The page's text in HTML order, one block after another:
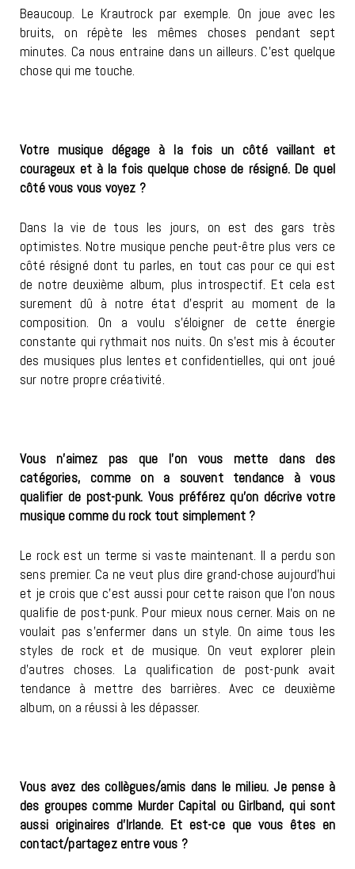
Beaucoup. Le Krautrock par exemple. On joue avec les
bruits, on répète les mêmes choses pendant sept
minutes. Ca nous entraine dans un ailleurs. C’est quelque
chose qui me touche.
Votre musique dégage à la fois un côté vaillant et
courageux et à la fois quelque chose de résigné. De quel
côté vous vous voyez ?
Dans la vie de tous les jours, on est des gars très
optimistes. Notre musique penche peut-être plus vers ce
côté résigné dont tu parles, en tout cas pour ce qui est
de notre deuxième album, plus introspectif. Et cela est
surement dû à notre état d’esprit au moment de la
composition. On a voulu s’éloigner de cette énergie
constante qui rythmait nos nuits. On s’est mis à écouter
des musiques plus lentes et confidentielles, qui ont joué
sur notre propre créativité.
Vous n’aimez pas que l’on vous mette dans des
catégories, comme on a souvent tendance à vous
qualifier de post-punk. Vous préférez qu’on décrive votre
musique comme du rock tout simplement ?
Le rock est un terme si vaste maintenant. Il a perdu son
sens premier. Ca ne veut plus dire grand-chose aujourd’hui
et je crois que c’est aussi pour cette raison que l’on nous
qualifie de post-punk. Pour mieux nous cerner. Mais on ne
voulait pas s’enfermer dans un style. On aime tous les
styles de rock et de musique. On veut explorer plein
d’autres choses. La qualification de post-punk avait
tendance à mettre des barrières. Avec ce deuxième
album, on a réussi à les dépasser.
Vous avez des collègues/amis dans le milieu. Je pense à
des groupes comme Murder Capital ou Girlband, qui sont
aussi originaires d’Irlande. Et est-ce que vous êtes en
contact/partagez entre vous ?